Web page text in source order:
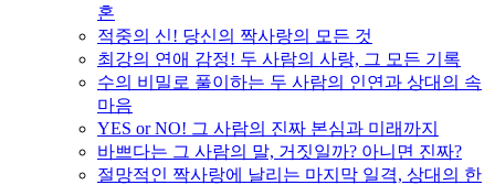
혼
적중의 신! 당신의 짝사랑의 모든 것
최강의 연애 감정! 두 사람의 사랑, 그 모든 기록
수의 비밀로 풀이하는 두 사람의 인연과 상대의 속
마음
YES or NO! 그 사람의 진짜 본심과 미래까지
바쁘다는 그 사람의 말, 거짓일까? 아니면 진짜?
절망적인 짝사랑에 날리는 마지막 일격, 상대의 한